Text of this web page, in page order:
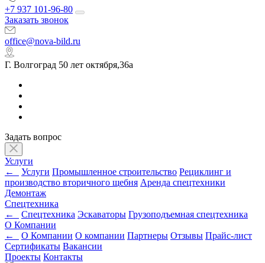
+7 937 101-96-80
Заказать звонок
office@nova-bild.ru
Г. Волгоград 50 лет октября,36а
Задать вопрос
Услуги
←
Услуги Промышленное строительство Рециклинг и
производство вторичного щебня Аренда спецтехники
Демонтаж
Спецтехника
←
Спецтехника Эскаваторы Грузоподъемная спецтехника
О Компании
←
О Компании О компании Партнеры Отзывы Прайс-лист
Сертификаты Вакансии
Проекты Контакты